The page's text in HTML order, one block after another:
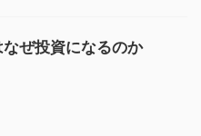
ぜ投資になるのか